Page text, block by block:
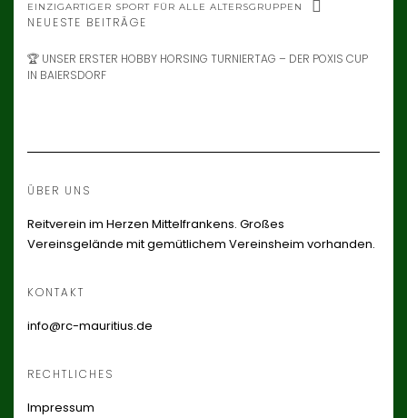
INZIGARTIGER SPORT FÜR ALLE ALTERSGRUPPEN
NEUESTE BEITRÄGE
🏆 UNSER ERSTER HOBBY HORSING TURNIERTAG – DER POXIS CUP
IN BAIERSDORF
ÜBER UNS
Reitverein im Herzen Mittelfrankens. Großes
Vereinsgelände mit gemütlichem Vereinsheim vorhanden.
KONTAKT
info@rc-mauritius.de
RECHTLICHES
Impressum